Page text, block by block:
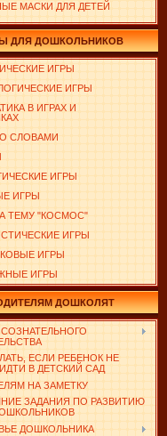
МАСКИ ДЛЯ ДЕТЕЙ
ДЛЯ ДОШКОЛЬНИКОВ
ИГРЫ
ИГРЫ
В ИГРАХ И
СЛОВАМИ
ИГРЫ
ИГРЫ
ТЕМУ "КОСМОС"
ИГРЫ
ИГРЫ
ИГРЫ
ДОШКОЛЯТ
ЕСЛИ РЕБЕНОК НЕ
В ДЕТСКИЙ САД
НА ЗАМЕТКУ
ЗАДАНИЯ ПО РАЗВИТИЮ
ДОШКОЛЬНИКА